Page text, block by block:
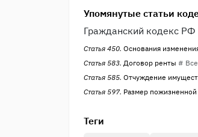
Упомянутые статьи
Гражданский кодекс РФ
Статья 450. Основания
Статья 583. Договор ренты # Все
Статья 585. Отчуждение
Статья 597. Размер
Теги